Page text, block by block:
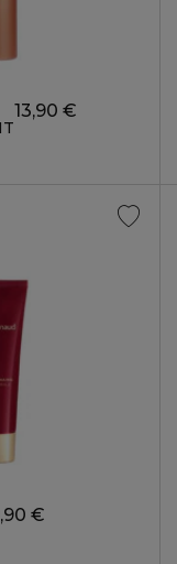
13,90 €
€